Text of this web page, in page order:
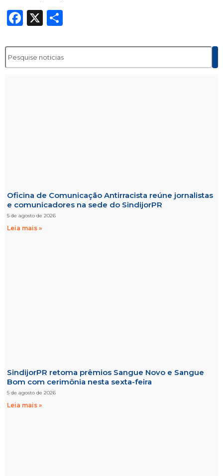
Facebook
X
Oficina de Comunicação Antirracista reúne jornalistas
e comunicadores na sede do SindijorPR
5 de agosto de 2026
Leia mais »
SindijorPR retoma prêmios Sangue Novo e Sangue
Bom com cerimônia nesta sexta-feira
5 de agosto de 2026
Leia mais »